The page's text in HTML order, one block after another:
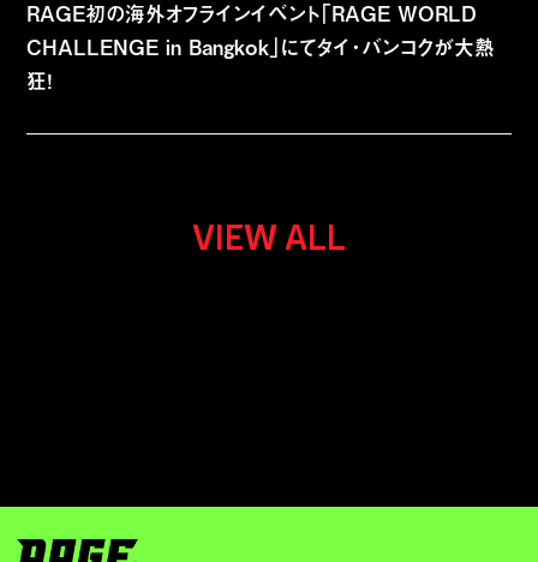
RAGE初の海外オフラインイベント「RAGE WORLD
CHALLENGE in Bangkok」にてタイ・バンコクが大熱
狂！
VIEW ALL